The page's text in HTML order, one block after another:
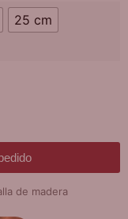
25 cm
de madera